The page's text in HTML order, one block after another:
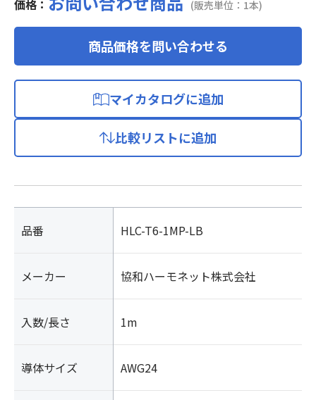
価格： (販売単位：1本)
商品価格を問い合わせる
マイカタログに追加
比較リストに追加
品番 HLC-T6-1MP-LB
メーカー 協和ハーモネット株式会社
入数/長さ 1m
導体サイズ AWG24